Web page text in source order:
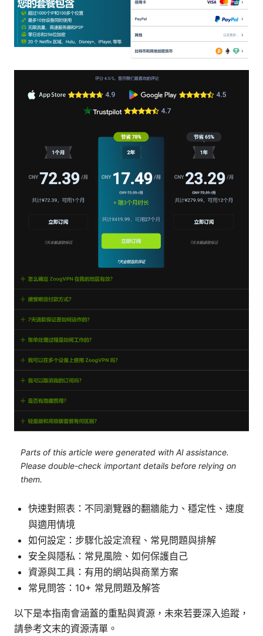
Parts of this article were generated with AI assistance.
Please double-check important details before relying on
them.
快速對照表：不同瀏覽器的翻牆能力、穩定性、速度
與適用情境
如何設定：步驟化設定流程、常見問題與排解
安全與隱私：常見風險、如何保護自己
資源與工具：有用的網站與商業方案
常見問答：10+ 常見問題及解答
以下是本指南會涵蓋的重點與資源，未來若要深入追蹤，
請參考文末的資源清單。